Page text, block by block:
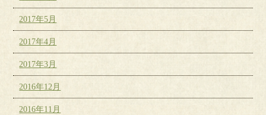
2017年5月
2017年4月
2017年3月
2016年12月
2016年11月